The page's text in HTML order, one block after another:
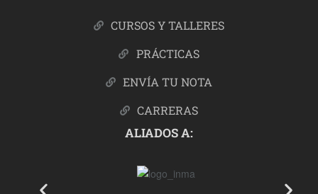
CURSOS Y TALLERES
PRÁCTICAS
ENVÍA TU NOTA
CARRERAS
ALIADOS A: